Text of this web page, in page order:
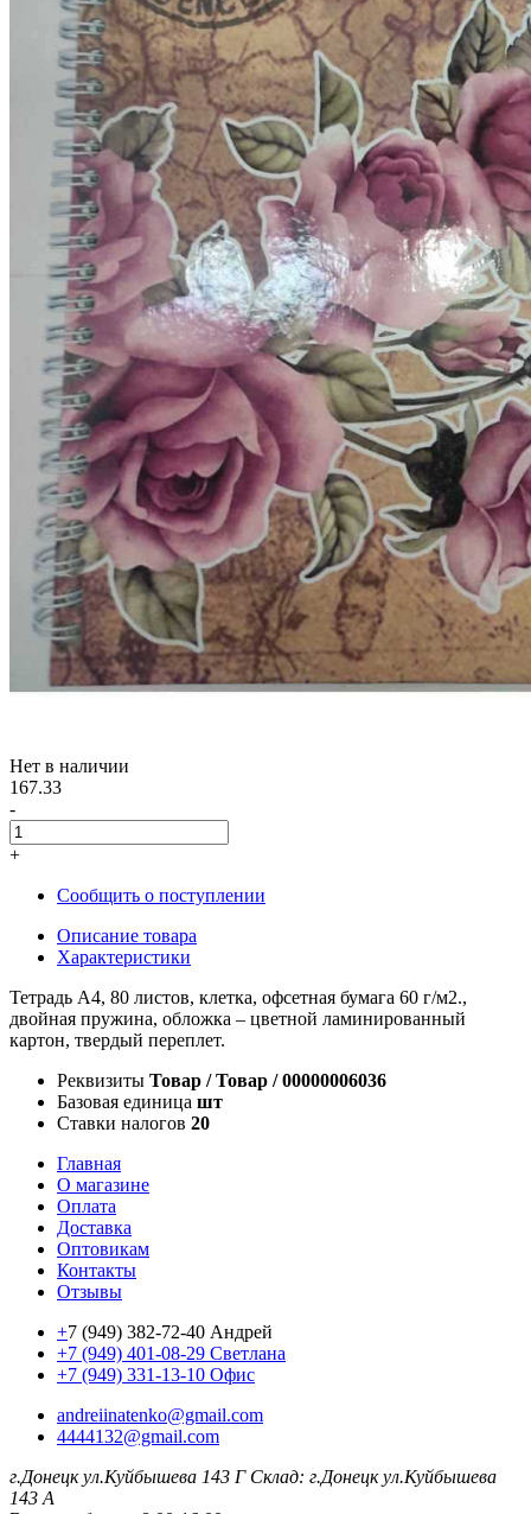
Нет в наличии
167.33
-
+
Сообщить о поступлении
Описание товара
Характеристики
Тетрадь А4, 80 листов, клетка, офсетная бумага 60 г/м2.,
двойная пружина, обложка – цветной ламинированный
картон, твердый переплет.
Реквизиты Товар / Товар / 00000006036
Базовая единица шт
Ставки налогов 20
Главная
О магазине
Оплата
Доставка
Оптовикам
Контакты
Отзывы
+7 (949) 382-72-40 Андрей
+7 (949) 401-08-29 Светлана
+7 (949) 331-13-10 Офис
andreiinatenko@gmail.com
4444132@gmail.com
г.Донецк ул.Куйбышева 143 Г Склад: г.Донецк ул.Куйбышева
143 А